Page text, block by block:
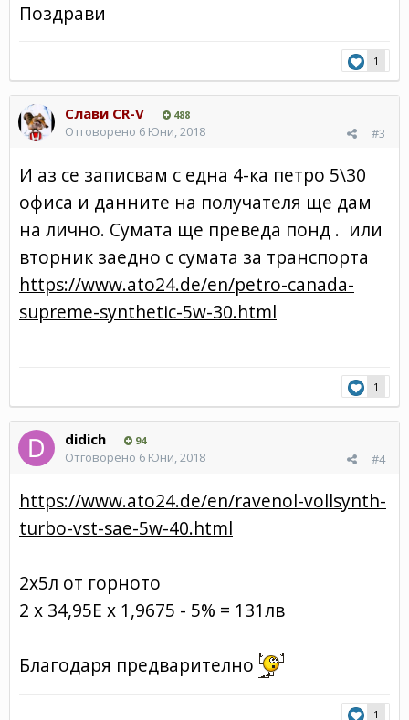
Поздрави
1
Слави CR-V 488
#3
Отговорено 6 Юни, 2018
И аз се записвам с една 4-ка петро 5\30
офиса и данните на получателя ще дам
на лично. Сумата ще преведа понд . или
вторник заедно с сумата за транспорта
https://www.ato24.de/en/petro-canada-
supreme-synthetic-5w-30.html
1
didich 94
#4
Отговорено 6 Юни, 2018
https://www.ato24.de/en/ravenol-vollsynth-
turbo-vst-sae-5w-40.html
2х5л от горното
2 х 34,95Е х 1,9675 - 5% = 131лв
Благодаря предварително
1